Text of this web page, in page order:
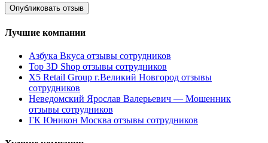
Лучшие компании
Азбука Вкуса отзывы сотрудников
Top 3D Shop отзывы сотрудников
X5 Retail Group г.Великий Новгород отзывы
сотрудников
Неведомский Ярослав Валерьевич — Мошенник
отзывы сотрудников
ГК Юникон Москва отзывы сотрудников